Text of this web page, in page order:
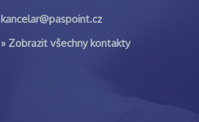
kancelar@paspoint.cz
» Zobrazit všechny kontakty